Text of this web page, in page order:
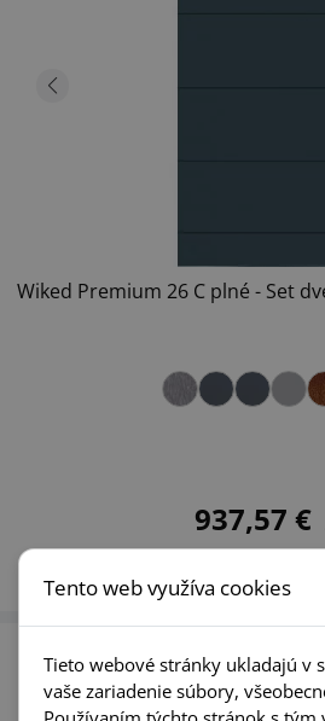
Wiked Premium 26 C plné - Set
937,57 €
DETAIL PRODUKTU
Tento web využíva cookies
Tieto webové stránky ukladajú v
vaše zariadenie súbory,